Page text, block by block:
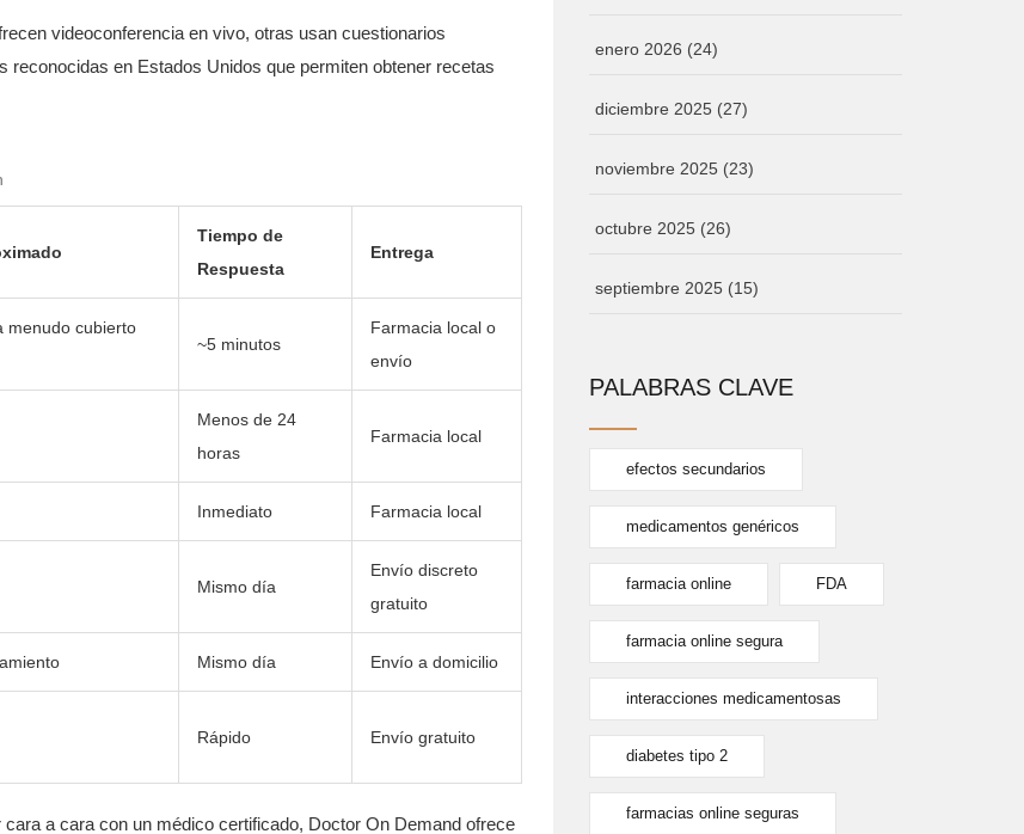
videoconferencia en vivo, otras usan cuestionarios
en Estados Unidos que permiten obtener recetas
Tiempo de
Respuesta
Entrega
menudo cubierto
~5 minutos
Farmacia local o
envío
Menos de 24
horas
Farmacia local
Inmediato Farmacia local
Mismo día
Envío discreto
gratuito
Mismo día Envío a domicilio
Rápido Envío gratuito
a cara con un médico certificado, Doctor On Demand ofrece
enero 2026 (24)
diciembre 2025 (27)
noviembre 2025 (23)
octubre 2025 (26)
septiembre 2025 (15)
PALABRAS CLAVE
efectos secundarios
medicamentos genéricos
farmacia online FDA
farmacia online segura
interacciones medicamentosas
diabetes tipo 2
farmacias online seguras